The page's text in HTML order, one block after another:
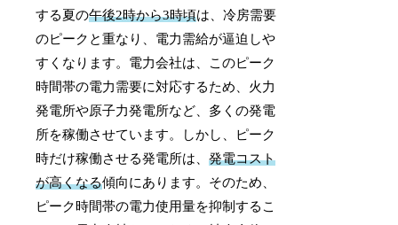
する夏の午後2時から3時頃は、冷房需要
のピークと重なり、電力需給が逼迫しや
すくなります。電力会社は、このピーク
時間帯の電力需要に対応するため、火力
発電所や原子力発電所など、多くの発電
所を稼働させています。しかし、ピーク
時だけ稼働させる発電所は、発電コスト
が高くなる傾向にあります。そのため、
ピーク時間帯の電力使用量を抑制するこ